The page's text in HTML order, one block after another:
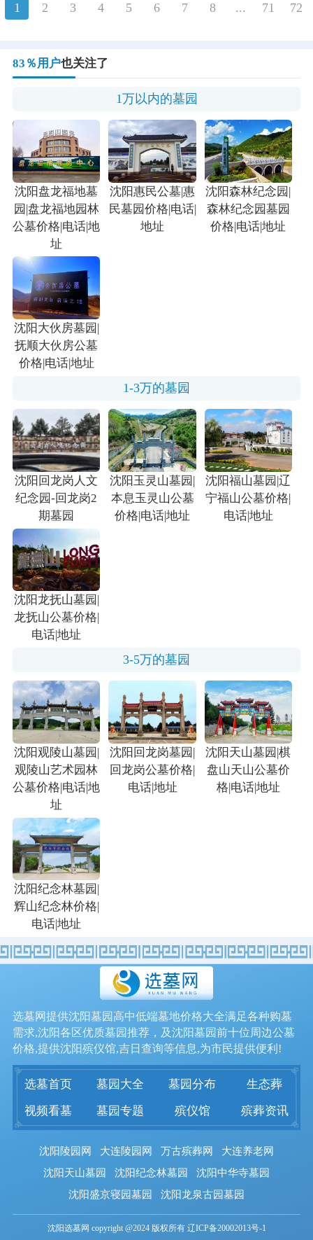
1 2 3 4 5 6 7 8 ... 71 72
83％用户也关注了
1万以内的墓园
沈阳盘龙福地墓
园|盘龙福地园林
公墓价格|电话|地
址
沈阳惠民公墓|惠
民墓园价格|电话|
地址
沈阳森林纪念园|
森林纪念园墓园
价格|电话|地址
沈阳大伙房墓园|
抚顺大伙房公墓
价格|电话|地址
1-3万的墓园
沈阳回龙岗人文
纪念园-回龙岗2
期墓园
沈阳玉灵山墓园|
本息玉灵山公墓
价格|电话|地址
沈阳福山墓园|辽
宁福山公墓价格|
电话|地址
沈阳龙抚山墓园|
龙抚山公墓价格|
电话|地址
3-5万的墓园
沈阳观陵山墓园|
观陵山艺术园林
公墓价格|电话|地
址
沈阳回龙岗墓园|
回龙岗公墓价格|
电话|地址
沈阳天山墓园|棋
盘山天山公墓价
格|电话|地址
沈阳纪念林墓园|
辉山纪念林价格|
电话|地址
选墓网提供沈阳墓园高中低端墓地价格大全满足各种购墓
需求,沈阳各区优质墓园推荐，及沈阳墓园前十位周边公墓
价格,提供沈阳殡仪馆,吉日查询等信息,为市民提供便利!
选墓首页 墓园大全 墓园分布
生态葬
视频看墓
墓园专题 殡仪馆 殡葬资讯
沈阳陵园网 大连陵园网 万古殡葬网
大连养老网
沈阳天山墓园
沈阳纪念林墓园
沈阳中华寺墓园
沈阳盛京寝园墓园
沈阳龙泉古园墓园
沈阳选墓网 copyright @2024 版权所有 辽ICP备20002013号-1